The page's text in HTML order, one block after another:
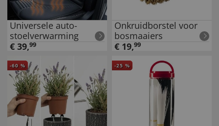
Universele auto-
stoelverwarming
€ 39,99
Onkruidborstel voor
bosmaaiers
€ 19,99
-60 % -25 %